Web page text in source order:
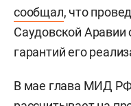
сообщал, что
Саудовской Аравии
гарантий его
В мае глава МИД